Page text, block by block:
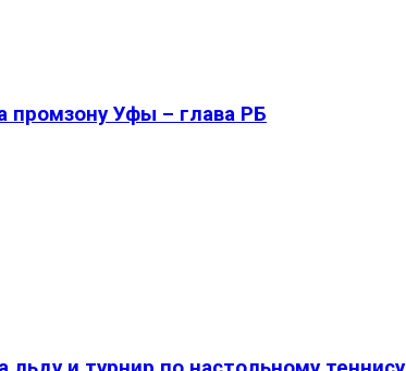
промзону Уфы – глава РБ